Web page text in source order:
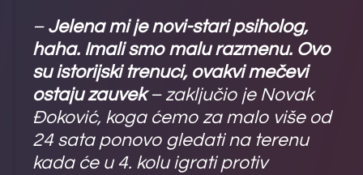
– Jelena mi je novi-stari psiholog,
haha. Imali smo malu razmenu. Ovo
su istorijski trenuci, ovakvi mečevi
ostaju zauvek– zaključio je Novak
Đoković, koga ćemo za malo više od
24 sata ponovo gledati na terenu
kada će u 4. kolu igrati protiv